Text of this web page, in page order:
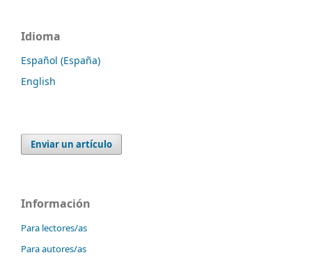
Idioma
Español (España)
English
Enviar un artículo
Información
Para lectores/as
Para autores/as